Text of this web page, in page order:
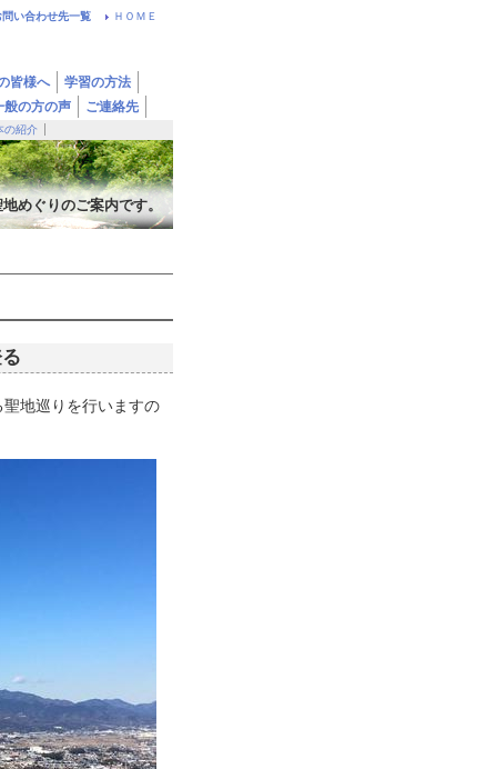
ＨＯＭＥ
問い合わせ先一覧
皆様へ
学習の方法
般の方の声
ご連絡先
の紹介
めぐりのご案内です。
地巡りを行いますの